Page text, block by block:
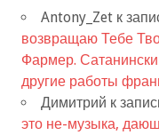
Antony_Zet к
возвращаю Тебе
Фармер.
другие работы
Димитрий к
это не-музыка,